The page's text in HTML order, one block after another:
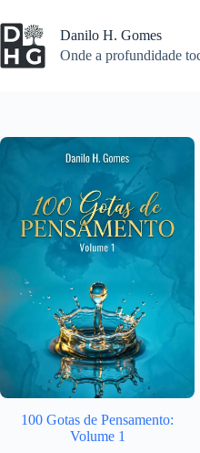
para
o
conteúdo
Danilo H. Gomes
Onde a profundidade
100 Gotas de Pensamento:
Volume 1